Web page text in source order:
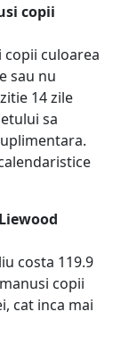
copii
copii culoarea
sau nu
14 zile
sa
costa 119.9
copii
cat inca mai